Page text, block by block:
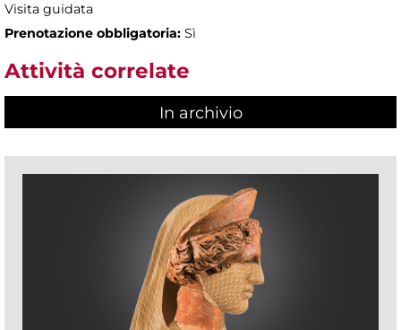
Visita guidata
Prenotazione obbligatoria: Sì
Attività correlate
In archivio